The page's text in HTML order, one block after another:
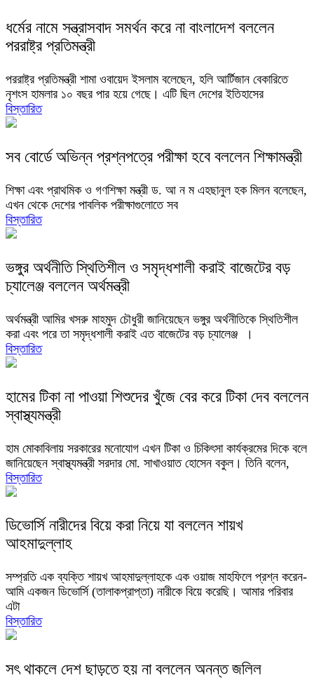
ধর্মের নামে সন্ত্রাসবাদ সমর্থন করে না বাংলাদেশ বললেন
পররাষ্ট্র প্রতিমন্ত্রী
পররাষ্ট্র প্রতিমন্ত্রী শামা ওবায়েদ ইসলাম বলেছেন, হলি আর্টিজান বেকারিতে
নৃশংস হামলার ১০ বছর পার হয়ে গেছে। এটি ছিল দেশের ইতিহাসের
বিস্তারিত
সব বোর্ডে অভিন্ন প্রশ্নপত্রে পরীক্ষা হবে বললেন শিক্ষামন্ত্রী
শিক্ষা এবং প্রাথমিক ও গণশিক্ষা মন্ত্রী ড. আ ন ম এহছানুল হক মিলন বলেছেন,
এখন থেকে দেশের পাবলিক পরীক্ষাগুলোতে সব
বিস্তারিত
ভঙ্গুর অর্থনীতি স্থিতিশীল ও সমৃদ্ধশালী করাই বাজেটের বড়
চ্যালেঞ্জ বললেন অর্থমন্ত্রী
অর্থমন্ত্রী আমির খসরু মাহমুদ চৌধুরী জানিয়েছেন ভঙ্গুর অর্থনীতিকে স্থিতিশীল
করা এবং পরে তা সমৃদ্ধশালী করাই এত বাজেটের বড় চ্যালেঞ্জ ।
বিস্তারিত
হামের টিকা না পাওয়া শিশুদের খুঁজে বের করে টিকা দেব বললেন
স্বাস্থ্যমন্ত্রী
হাম মোকাবিলায় সরকারের মনোযোগ এখন টিকা ও চিকিৎসা কার্যক্রমের দিকে বলে
জানিয়েছেন স্বাস্থ্যমন্ত্রী সরদার মো. সাখাওয়াত হোসেন বকুল। তিনি বলেন,
বিস্তারিত
ডিভোর্সি নারীদের বিয়ে করা নিয়ে যা বললেন শায়খ
আহমাদুল্লাহ
সম্প্রতি এক ব্যক্তি শায়খ আহমাদুল্লাহকে এক ওয়াজ মাহফিলে প্রশ্ন করেন-
আমি একজন ডিভোর্সি (তালাকপ্রাপ্তা) নারীকে বিয়ে করেছি। আমার পরিবার
এটা
বিস্তারিত
সৎ থাকলে দেশ ছাড়তে হয় না বললেন অনন্ত জলিল